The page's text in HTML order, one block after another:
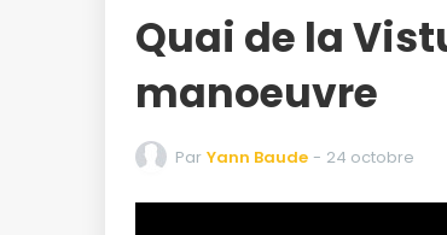
Quai de la
manoeuvre
Par Yann Baude - 24 octobre